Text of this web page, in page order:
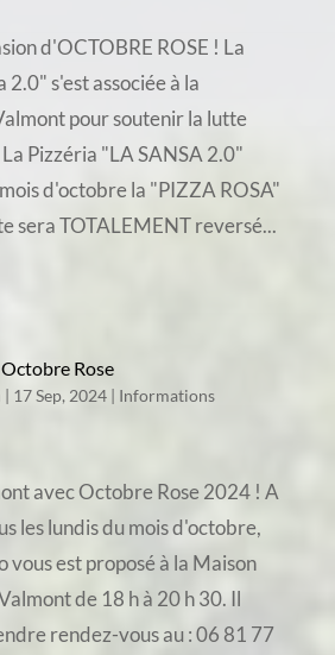
d'OCTOBRE ROSE ! La
2.0" s'est associée à la
pour soutenir la lutte
Pizzéria "LA SANSA 2.0"
d'octobre la "PIZZA ROSA"
sera TOTALEMENT reversé...
Rose
| 17 Sep, 2024| Informations
avec Octobre Rose 2024 ! A
les lundis du mois d'octobre,
vous est proposé à la Maison
de 18 h à 20 h 30. Il
rendez-vous au : 06 81 77